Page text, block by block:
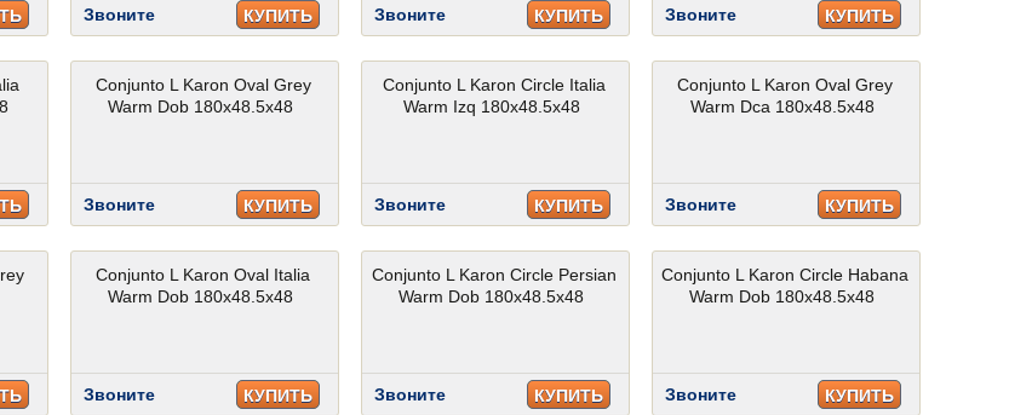
Звоните КУПИТЬ Звоните КУПИТЬ Звоните КУПИТЬ
Conjunto L Karon Oval Grey
Warm Dob 180x48.5x48
Звоните КУПИТЬ
Conjunto L Karon Circle Italia
Warm Izq 180x48.5x48
Звоните КУПИТЬ
Conjunto L Karon Oval Grey
Warm Dca 180x48.5x48
Звоните КУПИТЬ
Conjunto L Karon Oval Italia
Warm Dob 180x48.5x48
Звоните КУПИТЬ
Conjunto L Karon Circle Persian
Warm Dob 180x48.5x48
Звоните КУПИТЬ
Conjunto L Karon Circle Habana
Warm Dob 180x48.5x48
Звоните КУПИТЬ